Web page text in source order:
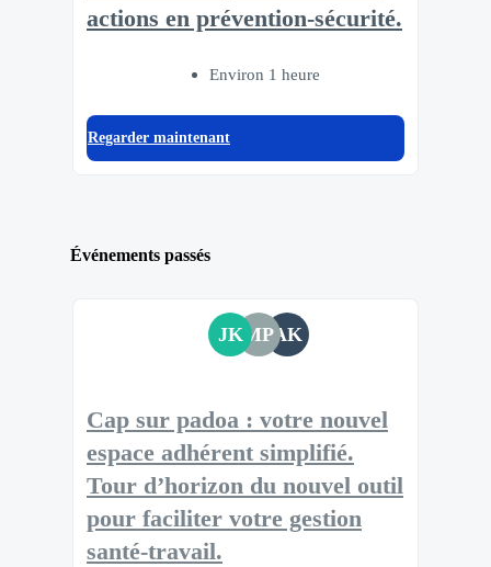
actions en prévention-sécurité.​
Environ 1 heure
Regarder maintenant
Événements passés
JK MPAK
Cap sur padoa : votre nouvel
espace adhérent simplifié.
Tour d’horizon du nouvel outil
pour faciliter votre gestion
santé-travail.​